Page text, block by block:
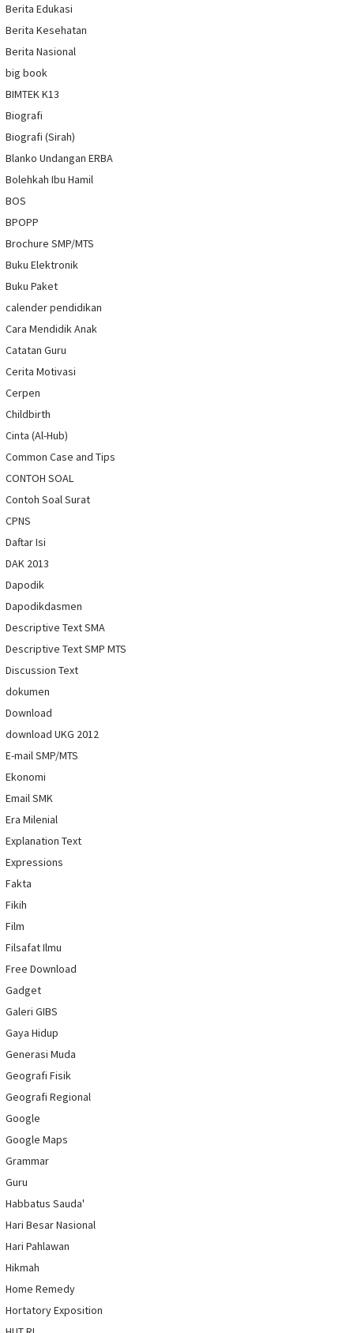
Berita Edukasi
Berita Kesehatan
Berita Nasional
big book
BIMTEK K13
Biografi
Biografi (Sirah)
Blanko Undangan ERBA
Bolehkah Ibu Hamil
BOS
BPOPP
Brochure SMP/MTS
Buku Elektronik
Buku Paket
calender pendidikan
Cara Mendidik Anak
Catatan Guru
Cerita Motivasi
Cerpen
Childbirth
Cinta (Al-Hub)
Common Case and Tips
CONTOH SOAL
Contoh Soal Surat
CPNS
Daftar Isi
DAK 2013
Dapodik
Dapodikdasmen
Descriptive Text SMA
Descriptive Text SMP MTS
Discussion Text
dokumen
Download
download UKG 2012
E-mail SMP/MTS
Ekonomi
Email SMK
Era Milenial
Explanation Text
Expressions
Fakta
Fikih
Film
Filsafat Ilmu
Free Download
Gadget
Galeri GIBS
Gaya Hidup
Generasi Muda
Geografi Fisik
Geografi Regional
Google
Google Maps
Grammar
Guru
Habbatus Sauda'
Hari Besar Nasional
Hari Pahlawan
Hikmah
Home Remedy
Hortatory Exposition